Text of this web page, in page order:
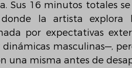
Sus 16 minutos totales
la artista explora
por expectativas
masculinas—,
una misma antes de